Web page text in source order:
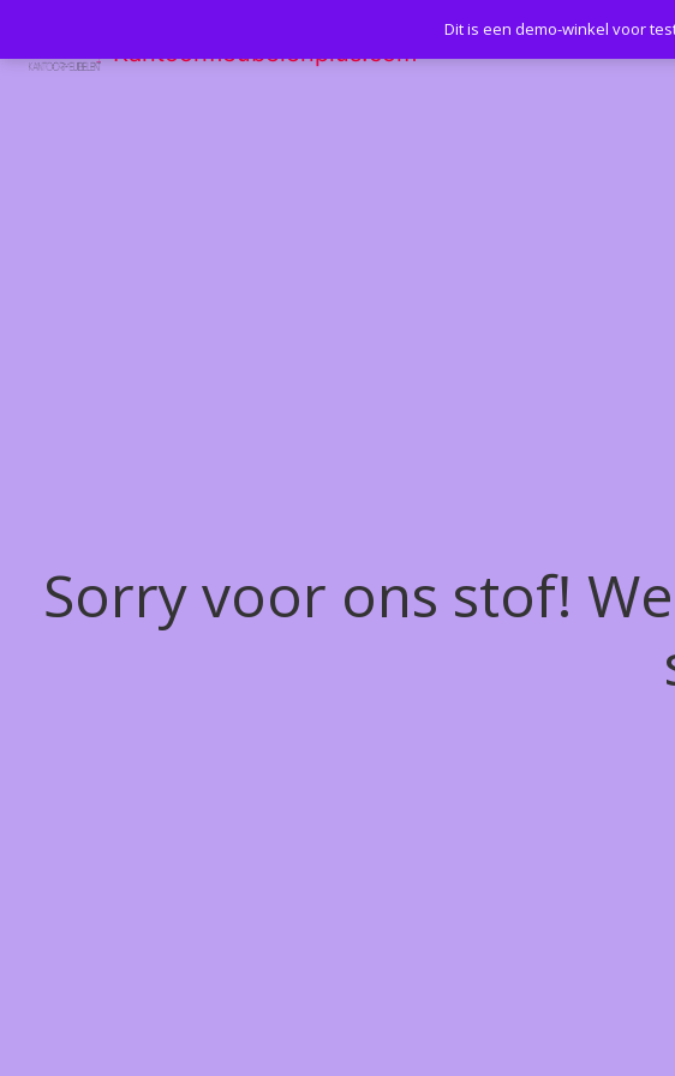
Kantoormeubelenplus.com
Sorry voor ons stof!
Dit is een demo-winkel voor